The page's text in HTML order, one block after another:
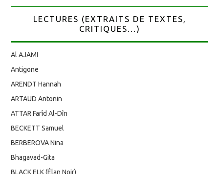
LECTURES (EXTRAITS DE TEXTES,
CRITIQUES...)
Al AJAMI
Antigone
ARENDT Hannah
ARTAUD Antonin
ATTAR Farîd Al-Dîn
BECKETT Samuel
BERBEROVA Nina
Bhagavad-Gita
BLACK ELK (Élan Noir)